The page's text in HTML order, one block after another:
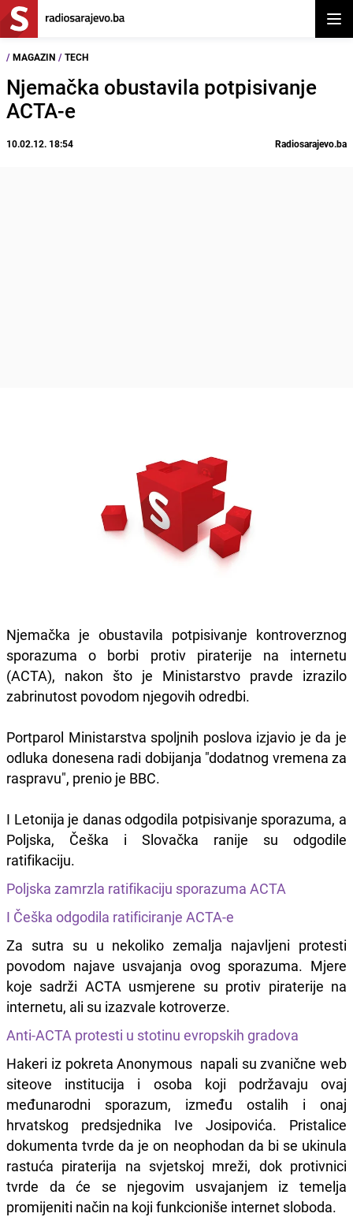
/ MAGAZIN / TECH
Njemačka obustavila potpisivanje
ACTA-e
10.02.12. 18:54 Radiosarajevo.ba
Njemačka je obustavila potpisivanje kontroverznog
sporazuma o borbi protiv piraterije na internetu
(ACTA), nakon što je Ministarstvo pravde izrazilo
zabrinutost povodom njegovih odredbi.
Portparol Ministarstva spoljnih poslova izjavio je da je
odluka donesena radi dobijanja "dodatnog vremena za
raspravu", prenio je BBC.
I Letonija je danas odgodila potpisivanje sporazuma, a
Poljska, Češka i Slovačka ranije su odgodile
ratifikaciju.
Poljska zamrzla ratifikaciju sporazuma ACTA
I Češka odgodila ratificiranje ACTA-e
Za sutra su u nekoliko zemalja najavljeni protesti
povodom najave usvajanja ovog sporazuma. Mjere
koje sadrži ACTA usmjerene su protiv piraterije na
internetu, ali su izazvale kotroverze.
Anti-ACTA protesti u stotinu evropskih gradova
Hakeri iz pokreta Anonymous napali su zvanične web
siteove institucija i osoba koji podržavaju ovaj
međunarodni sporazum, između ostalih i onaj
hrvatskog predsjednika Ive Josipovića. Pristalice
dokumenta tvrde da je on neophodan da bi se ukinula
rastuća piraterija na svjetskoj mreži, dok protivnici
tvrde da će se njegovim usvajanjem iz temelja
promijeniti način na koji funkcioniše internet sloboda.